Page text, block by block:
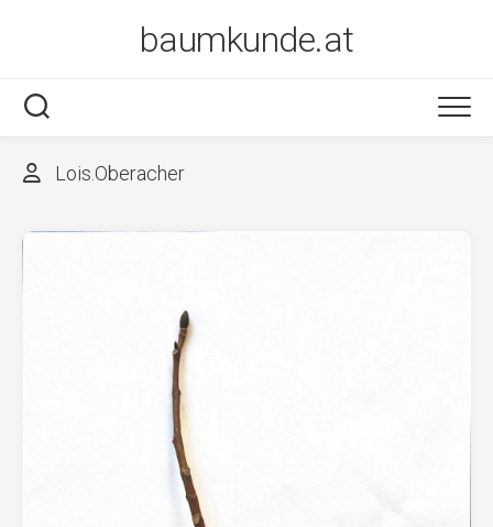
baumkunde.at
Lois.Oberacher